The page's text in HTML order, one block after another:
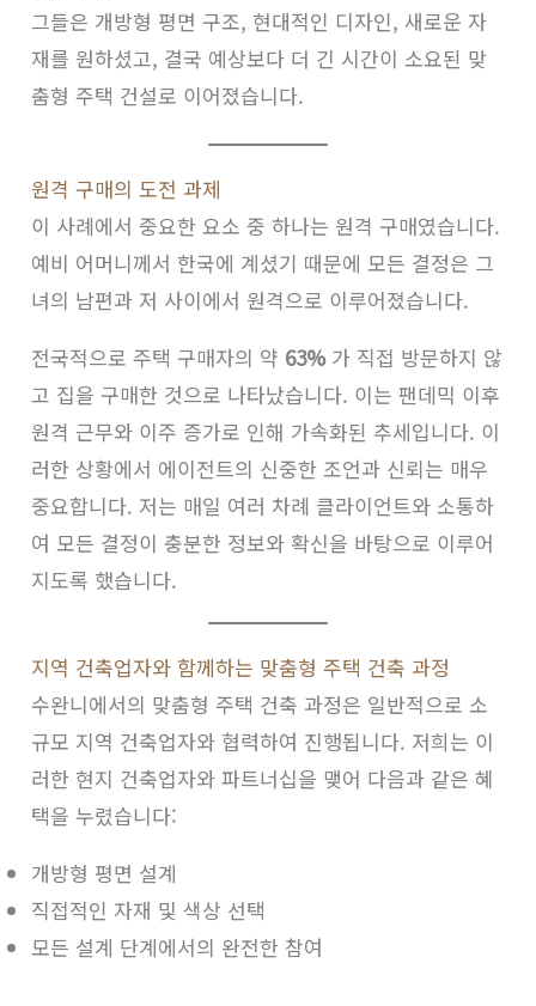
그들은 개방형 평면 구조, 현대적인 디자인, 새로운 자
재를 원하셨고, 결국 예상보다 더 긴 시간이 소요된 맞
춤형 주택 건설로 이어졌습니다.
원격 구매의 도전 과제
이 사례에서 중요한 요소 중 하나는 원격 구매였습니다.
예비 어머니께서 한국에 계셨기 때문에 모든 결정은 그
녀의 남편과 저 사이에서 원격으로 이루어졌습니다.
전국적으로 주택 구매자의 약 63%가 직접 방문하지 않
고 집을 구매한 것으로 나타났습니다. 이는 팬데믹 이후
원격 근무와 이주 증가로 인해 가속화된 추세입니다. 이
러한 상황에서 에이전트의 신중한 조언과 신뢰는 매우
중요합니다. 저는 매일 여러 차례 클라이언트와 소통하
여 모든 결정이 충분한 정보와 확신을 바탕으로 이루어
지도록 했습니다.
지역 건축업자와 함께하는 맞춤형 주택 건축 과정
수완니에서의 맞춤형 주택 건축 과정은 일반적으로 소
규모 지역 건축업자와 협력하여 진행됩니다. 저희는 이
러한 현지 건축업자와 파트너십을 맺어 다음과 같은 혜
택을 누렸습니다:
개방형 평면 설계
직접적인 자재 및 색상 선택
모든 설계 단계에서의 완전한 참여